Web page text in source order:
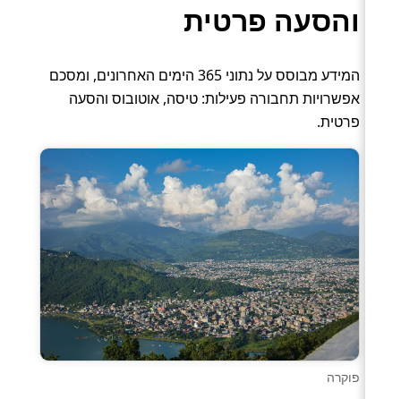
והסעה פרטית
המידע מבוסס על נתוני 365 הימים האחרונים, ומסכם
אפשרויות תחבורה פעילות: טיסה, אוטובוס והסעה
פרטית.
פוקרה